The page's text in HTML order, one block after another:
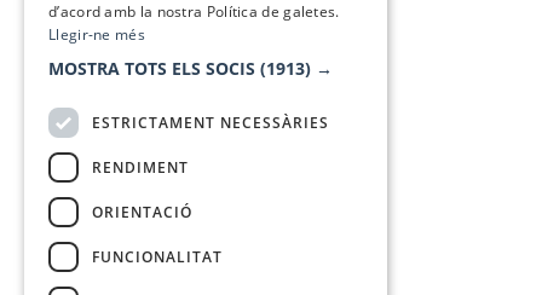
d’acord amb la nostra Política de galetes.
Llegir-ne més
MOSTRA TOTS ELS SOCIS (1913) →
ESTRICTAMENT NECESSÀRIES
RENDIMENT
ORIENTACIÓ
FUNCIONALITAT